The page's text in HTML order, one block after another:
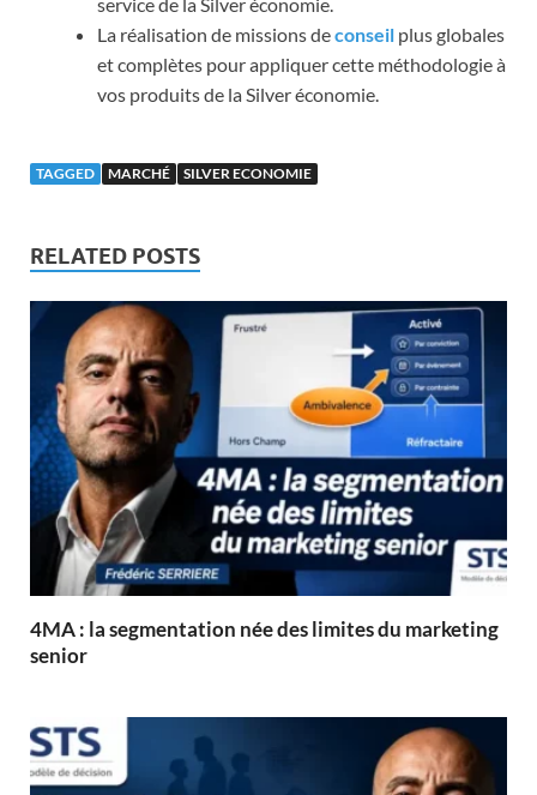
La réalisation de missions deconseil plus globales
et complètes pour appliquer cette méthodologie à
vos produits de la Silver économie.
TAGGED MARCHÉ SILVER ECONOMIE
RELATED POSTS
4MA : la segmentation née des limites du marketing
senior